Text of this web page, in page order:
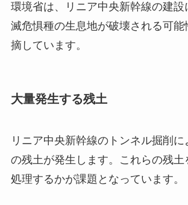
環境省は、リニア中央新幹線の建設
滅危惧種の生息地が破壊される可能
摘しています。
大量発生する残土
リニア中央新幹線のトンネル掘削
の残土が発生します。これらの残土
処理するかが課題となっています。